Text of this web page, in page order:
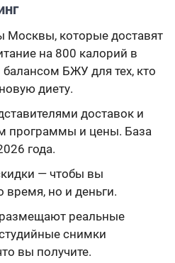
Москвы, которые доставят
на 800 калорий в
БЖУ для тех, кто
диету.
доставок и
программы и цены. База
года.
— чтобы вы
время, но и деньги.
реальные
снимки
вы получите.